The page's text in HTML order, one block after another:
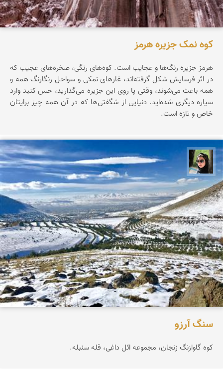
کوه نمک جزیره هرمز
هرمز جزیره‌ رنگ‌ها‌ و عجایب است. کوه‌های رنگی، صخره‌های عجیب که
در اثر فرسایش شکل گرفته‌اند، غارهای نمکی و سواحل رنگارنگ همه و
همه باعث می‌شوند، وقتی پا روی این جزیره می‌گذارید، حس کنید وارد
سیاره‌ دیگری شده‌اید. دنیایی از شگفتی‌ها که در آن همه چیز برایتان
خاص و تازه است.
سپیده اصلان
سنگ آرزو
کوه گاوازنگ زنجان، مجموعه ائل داغی، قله سنبله.